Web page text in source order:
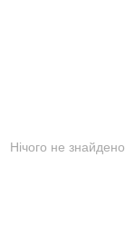
Нічого не знайдено